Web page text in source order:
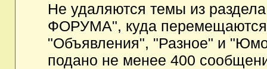
Не удаляются темы из
ФОРУМА", куда перемещаются
"Объявления", "Разное" и
подано не менее 400